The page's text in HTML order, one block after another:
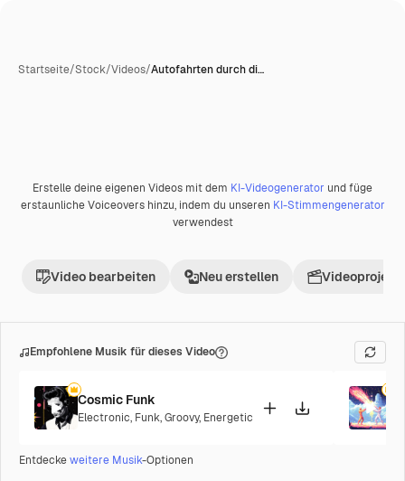
Startseite/Stock/Videos/Autofahrten durch di…
Premium
Erstelle deine eigenen Videos mit dem KI-Videogenerator und füge
erstaunliche Voiceovers hinzu, indem du unseren KI-Stimmengenerator
verwendest
Video bearbeiten Neu erstellen Videoprojekt
Empfohlene Musik für dieses Video
Cosmic Funk
Electronic, Funk,Groovy, Energetic
Entdeckeweitere Musik-Optionen